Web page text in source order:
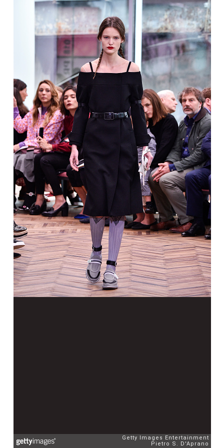
Getty Images Entertainment
Pietro S. D'Aprano